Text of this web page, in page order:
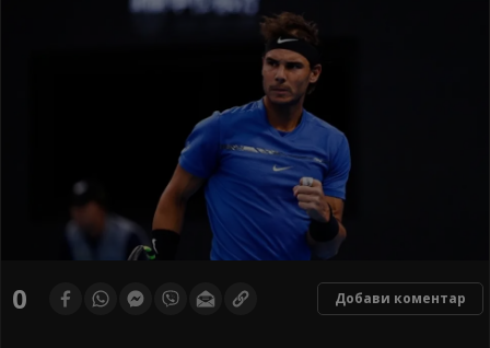
0 Добави коментар